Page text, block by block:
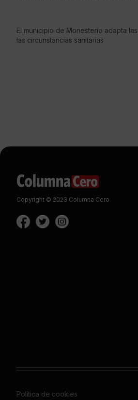
El municipio de Monesterio adapta
las circunstancias sanitarias
Copyright © 2023 Columna Cero
Política de cookies